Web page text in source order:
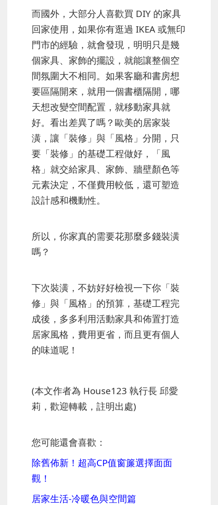
而國外，大部分人喜歡買 DIY 的家具
回家使用，如果你有逛過 IKEA 或無印
門市的經驗，就會發現，明明只是幾
個家具、家飾的擺設，就能讓整個空
間氛圍大不相同。如果客廳和書房想
要區隔開來，就用一個書櫃隔開，哪
天想改變空間配置，就移動家具就
好。看出差異了嗎？歐美的居家裝
潢，讓「裝修」與「風格」分開，只
要「裝修」的基礎工程做好，「風
格」就交給家具、家飾、牆壁顏色等
元素決定，不僅費用較低，還可塑造
設計感和機動性。
所以，你家真的需要花那麼多錢裝潢
嗎？
下次裝潢，不妨好好檢視一下你「裝
修」與「風格」的預算，基礎工程完
成後，多多利用活動家具和佈置打造
居家風格，費用更省，而且更有個人
的味道呢！
(本文作者為 House123 執行長 邱愛
莉，歡迎轉載，註明出處)
您可能還會喜歡：
除舊佈新！超高CP值窗簾選擇面面
觀！
居家生活-冷暖色與空間篇